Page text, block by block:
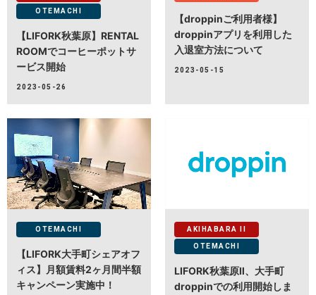
OTEMACHI
【LIFORK秋葉原】RENTAL
ROOMでコーヒーポットサ
ービス開始
2023-05-26
【droppinご利用者様】
droppinアプリを利用した
入退室方法について
2023-05-15
OTEMACHI
【LIFORK大手町シェアオフ
ィス】月額賃料2ヶ月間半額
キャンペーン実施中！
AKIHABARA II
OTEMACHI
LIFORK秋葉原Ⅱ、大手町
droppinでの利用開始しま